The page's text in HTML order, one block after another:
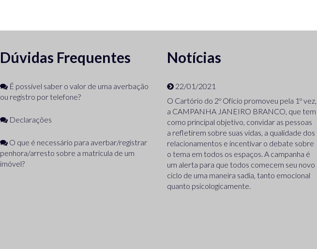
Dúvidas Frequentes
É possível saber o valor de uma averbação
ou registro por telefone?
Declarações
O que é necessário para averbar/registrar
penhora/arresto sobre a matrícula de um
imóvel?
Notícias
22/01/2021
O Cartório do 2º Ofício promoveu pela 1º vez,
a CAMPANHA JANEIRO BRANCO, que tem
como principal objetivo, convidar as pessoas
a refletirem sobre suas vidas, a qualidade dos
relacionamentos e incentivar o debate sobre
o tema em todos os espaços. A campanha é
um alerta para que todos comecem seu novo
ciclo de uma maneira sadia, tanto emocional
quanto psicologicamente.